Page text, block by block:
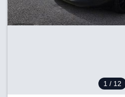
1 / 12